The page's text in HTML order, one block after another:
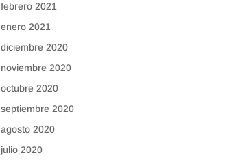
febrero 2021
enero 2021
diciembre 2020
noviembre 2020
octubre 2020
septiembre 2020
agosto 2020
julio 2020